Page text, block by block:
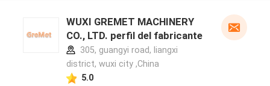
WUXI GREMET MACHINERY
CO., LTD. perfil del fabricante
305, guangyi road, liangxi
district, wuxi city ,China
5.0